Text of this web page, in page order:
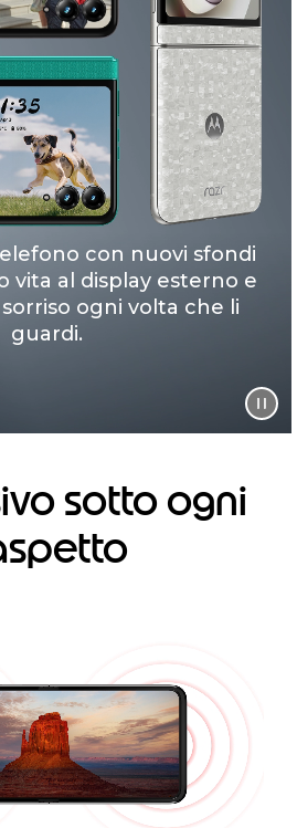
con nuovi sfondi
vita al display esterno e
ogni volta che li
guardi.
sotto ogni